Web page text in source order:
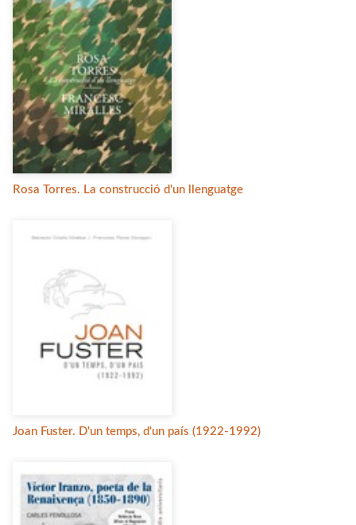
Rosa Torres. La construcció d'un llenguatge
Joan Fuster. D'un temps, d'un país (1922-1992)